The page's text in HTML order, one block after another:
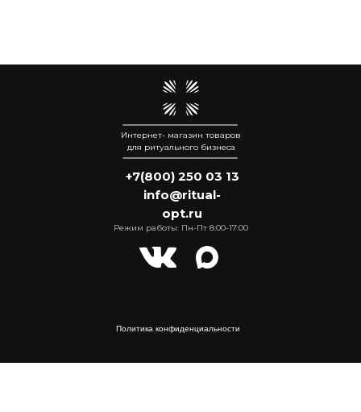
Режим работы: Пн-Пт 8:00-17:00
Политика конфиденциальности
Интернет- магазин товаров
для ритуального бизнеса
+7(800) 250 03 13
info@ritual-
opt.ru